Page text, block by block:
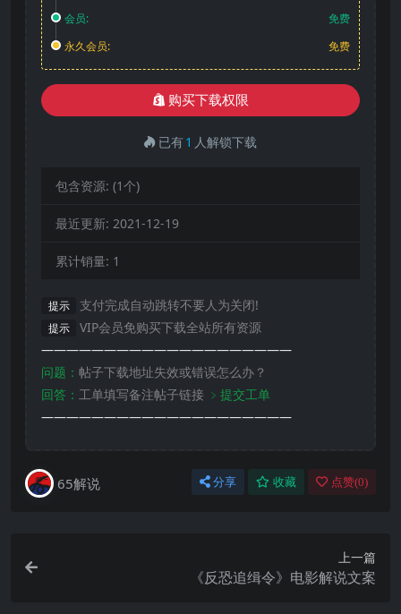
会员:
免费
永久会员:
免费
购买下载权限
已有1 人解锁下载
包含资源: (1个)
最近更新: 2021-12-19
累计销量: 1
提示 支付完成自动跳转不要人为关闭!
提示
VIP会员免购买下载全站所有资源
————————————————————
问题： 帖子下载地址失效或错误怎么办？
回答： 工单填写备注帖子链接 ﹥提交工单
————————————————————
65解说 分享 收藏 点赞(0)
上一篇
《反恐追缉令》电影解说文案